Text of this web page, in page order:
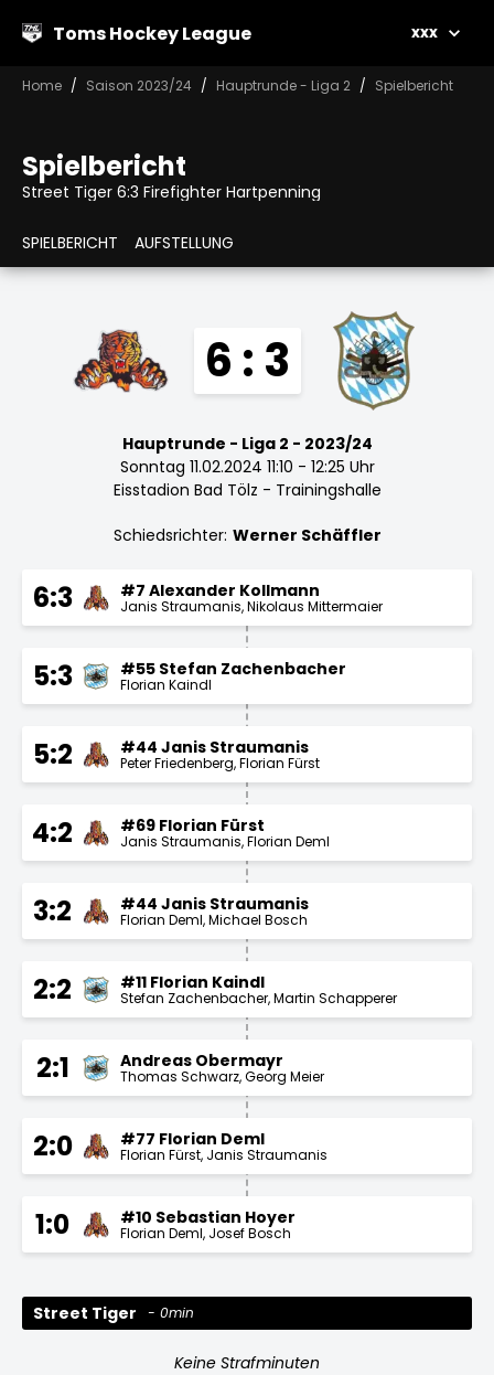
Toms Hockey League xxx
Home Saison 2023/24 Hauptrunde - Liga 2 Spielbericht
Spielbericht
Street Tiger 6:3 Firefighter Hartpenning
SPIELBERICHT AUFSTELLUNG
6 : 3
Hauptrunde - Liga 2 - 2023/24
Sonntag 11.02.2024 11:10 - 12:25 Uhr
Eisstadion Bad Tölz - Trainingshalle
Schiedsrichter: Werner Schäffler
6:3 #7 Alexander Kollmann
Janis Straumanis Nikolaus Mittermaier
5:3 #55 Stefan Zachenbacher
Florian Kaindl
5:2 #44 Janis Straumanis
Peter Friedenberg Florian Fürst
4:2 #69 Florian Fürst
Janis Straumanis Florian Deml
3:2 #44 Janis Straumanis
Florian Deml Michael Bosch
2:2 #11 Florian Kaindl
Stefan Zachenbacher Martin Schapperer
2:1 Andreas Obermayr
Thomas Schwarz Georg Meier
2:0 #77 Florian Deml
Florian Fürst Janis Straumanis
1:0 #10 Sebastian Hoyer
Florian Deml Josef Bosch
Street Tiger 0min
Keine Strafminuten